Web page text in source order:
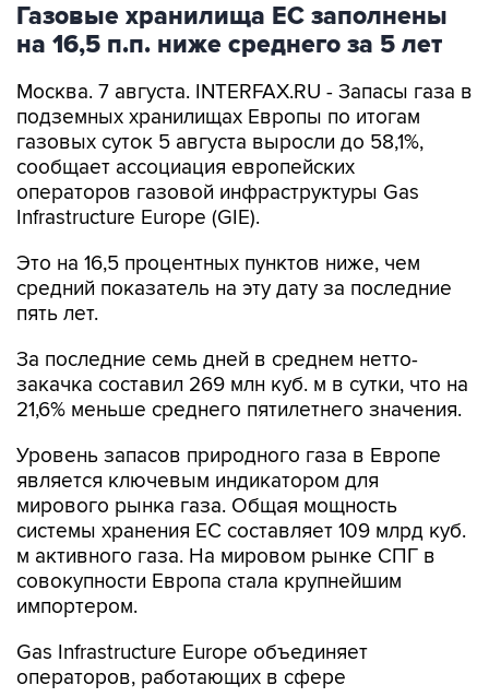
Газовые хранилища ЕС заполнены
на 16,5 п.п. ниже среднего за 5 лет
Москва. 7 августа. INTERFAX.RU - Запасы газа в
подземных хранилищах Европы по итогам
газовых суток 5 августа выросли до 58,1%,
сообщает ассоциация европейских
операторов газовой инфраструктуры Gas
Infrastructure Europe (GIE).
Это на 16,5 процентных пунктов ниже, чем
средний показатель на эту дату за последние
пять лет.
За последние семь дней в среднем нетто-
закачка составил 269 млн куб. м в сутки, что на
21,6% меньше среднего пятилетнего значения.
Уровень запасов природного газа в Европе
является ключевым индикатором для
мирового рынка газа. Общая мощность
системы хранения ЕС составляет 109 млрд куб.
м активного газа. На мировом рынке СПГ в
совокупности Европа стала крупнейшим
импортером.
Gas Infrastructure Europe объединяет
операторов, работающих в сфере